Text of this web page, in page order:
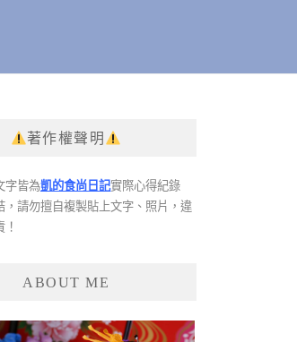
著作權聲明
字皆為凱的食尚日記實際心得紀錄
，請勿擅自複製貼上文字、照片，違
ABOUT ME